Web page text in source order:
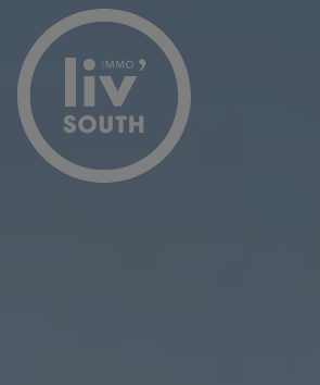
Menu overslaan en naar de inhoud gaan